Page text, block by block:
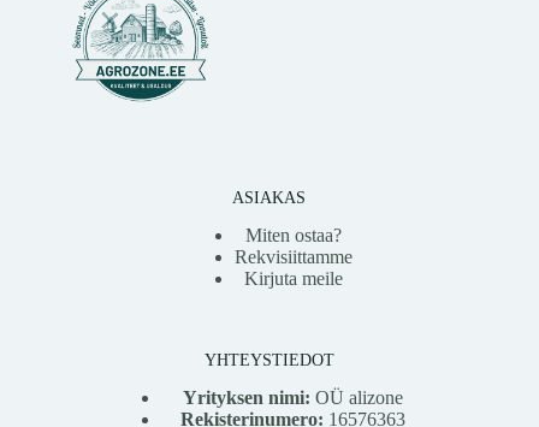
ASIAKAS
Miten ostaa?
Rekvisiittamme
Kirjuta meile
YHTEYSTIEDOT
Yrityksen nimi: OÜ alizone
Rekisterinumero: 16576363